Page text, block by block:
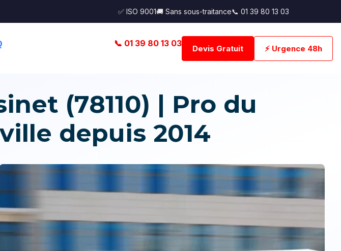
✅ ISO 9001🚚 Sans sous-traitance📞 01 39 80 13 03
📞 01 39 80 13 03
Devis Gratuit ⚡ Urgence 48h
(78110) | Pro du
depuis 2014